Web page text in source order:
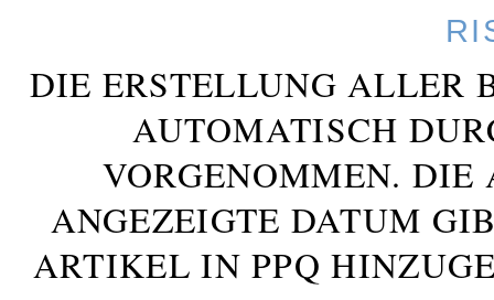
DIE ERSTELLUNG ALLER
AUTOMATISCH
VORGENOMMEN. DIE
ANGEZEIGTE DATUM
ARTIKEL IN PPQ